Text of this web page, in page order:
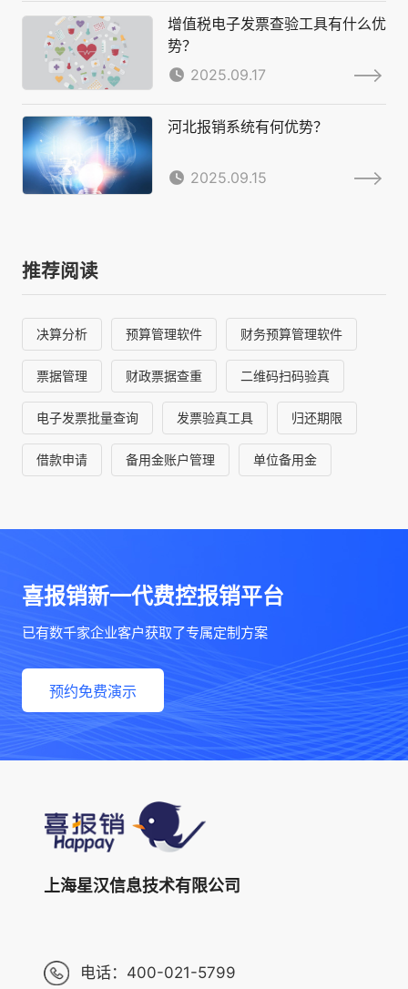
增值税电子发票查验工具有什么优
势？
2025.09.17
河北报销系统有何优势？
2025.09.15
推荐阅读
决算分析 预算管理软件 财务预算管理软件
票据管理 财政票据查重 二维码扫码验真
电子发票批量查询 发票验真工具 归还期限
借款申请 备用金账户管理 单位备用金
喜报销新一代费控报销平台
已有数千家企业客户获取了专属定制方案
预约免费演示
上海星汉信息技术有限公司
电话： 400-021-5799